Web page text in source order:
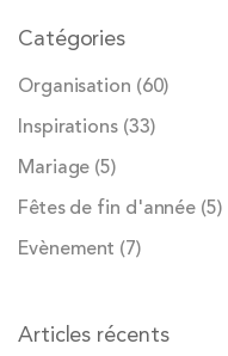
Catégories
Organisation (60)
Inspirations (33)
Mariage (5)
Fêtes de fin d'année (5)
Evènement (7)
Articles récents